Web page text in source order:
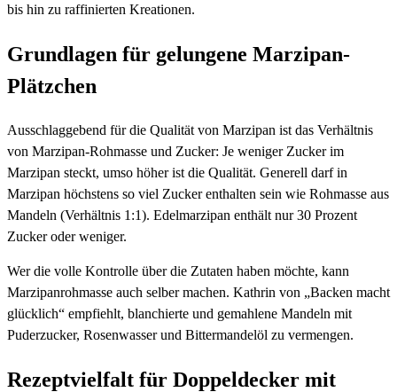
bis hin zu raffinierten Kreationen.
Grundlagen für gelungene Marzipan-
Plätzchen
Ausschlaggebend für die Qualität von Marzipan ist das Verhältnis
von Marzipan-Rohmasse und Zucker: Je weniger Zucker im
Marzipan steckt, umso höher ist die Qualität. Generell darf in
Marzipan höchstens so viel Zucker enthalten sein wie Rohmasse aus
Mandeln (Verhältnis 1:1). Edelmarzipan enthält nur 30 Prozent
Zucker oder weniger.
Wer die volle Kontrolle über die Zutaten haben möchte, kann
Marzipanrohmasse auch selber machen. Kathrin von „Backen macht
glücklich“ empfiehlt, blanchierte und gemahlene Mandeln mit
Puderzucker, Rosenwasser und Bittermandelöl zu vermengen.
Rezeptvielfalt für Doppeldecker mit